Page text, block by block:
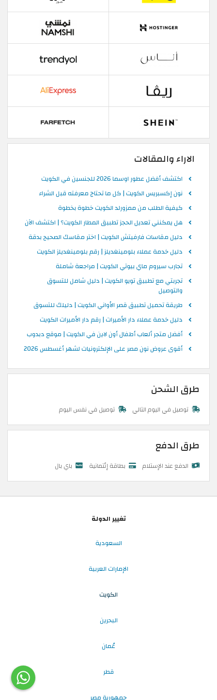
الاراء والمقالات
اكتشف أفضل عطور اوسما 2026 للجنسين في الكويت
نون إكسبريس الكويت | كل ما تحتاج معرفته قبل الشراء
كيفية الطلب من ممزورلد الكويت خطوة بخطوة
هل يمكنني تعديل الحجز تطبيق المطار الكويت؟ | اكتشف الآن
دليل مقاسات فارفيتش الكويت | اختر مقاسك الصحيح بدقة
دليل خدمة عملاء بلومينغديلز | رقم بلومينغديلز الكويت
تجارب سيروم ماي بيوتي الكويت | مراجعة شاملة
تجربتي مع تطبيق تويو الكويت | دليل شامل للتسوق
والتوصيل
طريقة تحميل تطبيق قصر الأواني الكويت | دليلك للتسوق
دليل خدمة عملاء دار الأميرات | رقم دار الأميرات الكويت
أفضل متجر ألعاب أطفال أون لاين في الكويت | موقع دبدوب
أقوى عروض نون مصر على الإلكترونيات لشهر أغسطس 2026
طرق الشحن
توصيل في اليوم التالي توصيل في نفس اليوم
طرق الدفع
الدفع عند الإستلام بطاقة إئتمانية باي بال
تغيير الدولة
السعودية
الإمارات العربية
الكويت
البحرين
عُمان
قطر
جمهورية مصر